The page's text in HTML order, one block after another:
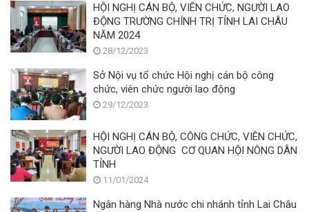
HỘI NGHỊ CÁN BỘ, VIÊN CHỨC, NGƯỜI LAO
ĐỘNG TRƯỜNG CHÍNH TRỊ TỈNH LAI CHÂU
NĂM 2024
28/12/2023
Sở Nội vụ tổ chức Hội nghị cán bộ công
chức, viên chức người lao động
29/12/2023
HỘI NGHỊ CÁN BỘ, CÔNG CHỨC, VIÊN CHỨC,
NGƯỜI LAO ĐỘNG CƠ QUAN HỘI NÔNG DÂN
TỈNH
11/01/2024
Ngân hàng Nhà nước chi nhánh tỉnh Lai Châu